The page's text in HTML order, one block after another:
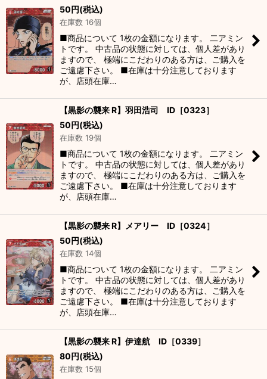
50円(税込)
在庫数 16個
■商品について 1枚の金額になります。 二アミン
トです。 中古品の状態に対しては、個人差があり
ますので、 極端にこだわりのある方は、ご購入を
ご遠慮下さい。 ■在庫は十分注意しております
が、店頭在庫…
【黒影の襲来 R】羽田浩司 ID［0323］
50円(税込)
在庫数 19個
■商品について 1枚の金額になります。 二アミン
トです。 中古品の状態に対しては、個人差があり
ますので、 極端にこだわりのある方は、ご購入を
ご遠慮下さい。 ■在庫は十分注意しております
が、店頭在庫…
【黒影の襲来 R】メアリー ID［0324］
50円(税込)
在庫数 14個
■商品について 1枚の金額になります。 二アミン
トです。 中古品の状態に対しては、個人差があり
ますので、 極端にこだわりのある方は、ご購入を
ご遠慮下さい。 ■在庫は十分注意しております
が、店頭在庫…
【黒影の襲来 R】伊達航 ID［0339］
80円(税込)
在庫数 15個